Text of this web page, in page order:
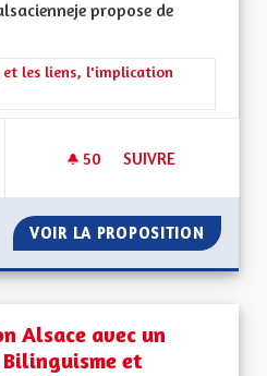
propose de
: Les solidarités, les soins
et les liens, l'implication
50 50 ABONNÉS
SUIVRE
VOIR LA PROPOSITION
Alsace avec un
et